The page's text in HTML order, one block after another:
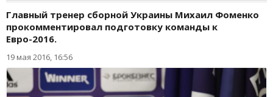
Главный тренер сборной Украины Михаил Фоменко
прокомментировал подготовку команды к
Евро-2016.
19 мая 2016, 16:56